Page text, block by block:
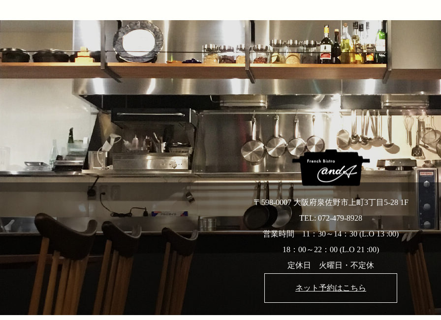
〒598-0007 大阪府泉佐野市上町3丁目5-28 1F
TEL: 072-479-8928
営業時間 11：30～14：30 (L.O 13 :00)
18：00～22：00 (L.O 21 :00)
定休日 火曜日・不定休
ネット予約はこちら